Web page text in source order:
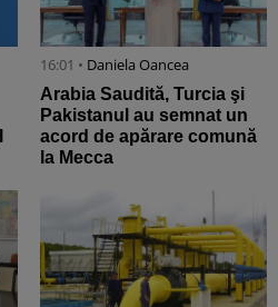
16:01 • Daniela Oancea
Arabia Saudită, Turcia şi
Pakistanul au semnat un
acord de apărare comună
la Mecca